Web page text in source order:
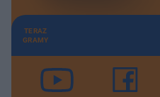
TERAZ
GRAMY